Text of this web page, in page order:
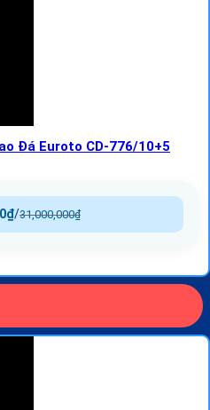
Đá Euroto CD-776/10+5
31,000,000₫
/
₫